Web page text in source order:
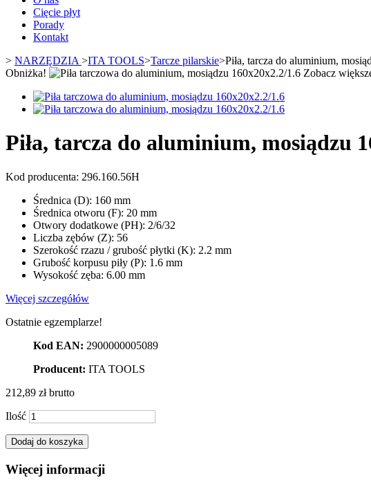
Cięcie płyt
Porady
Kontakt
> NARZĘDZIA >ITA TOOLS>Tarcze pilarskie>Piła, tarcza do aluminium,
Obniżka!
Zobacz
Piła, tarcza do aluminium, mosiądzu
Kod producenta: 296.160.56H
Średnica (D): 160 mm
Średnica otworu (F): 20 mm
Otwory dodatkowe (PH): 2/6/32
Liczba zębów (Z): 56
Szerokość rzazu / grubość płytki (K): 2.2 mm
Grubość korpusu piły (P): 1.6 mm
Wysokość zęba: 6.00 mm
Więcej szczegółów
Ostatnie egzemplarze!
Kod EAN: 2900000005089
Producent: ITA TOOLS
212,89 złbrutto
Ilość
Dodaj do koszyka
Więcej informacji